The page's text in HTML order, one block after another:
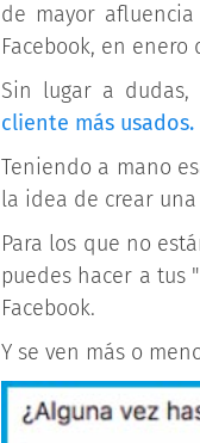
de mayor
Facebook, en
Sin lugar a
cliente más usados.
Teniendo a mano
la idea de crear
Para los que no
puedes hacer a tus
Facebook.
Y se ven más o